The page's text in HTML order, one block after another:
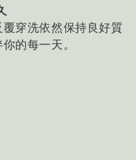
穿洗依然保持良好質
的每一天。